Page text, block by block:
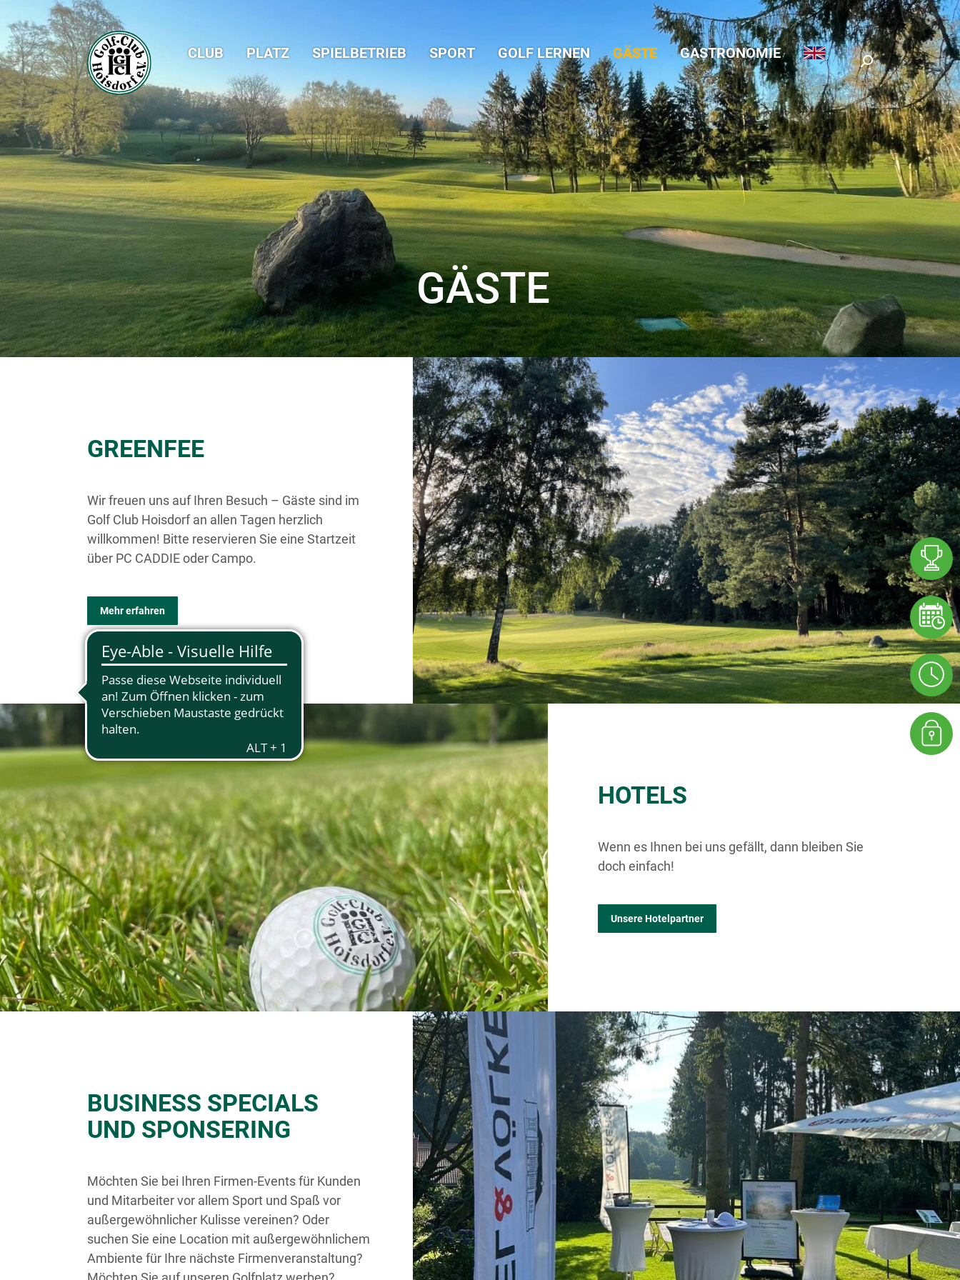
CLUB PLATZ SPIELBETRIEB SPORT GOLF LERNEN GÄSTE GASTRONOMIE
Search:
GÄSTE
GREENFEE
Wir freuen uns auf Ihren Besuch – Gäste sind im
Golf Club Hoisdorf an allen Tagen herzlich
willkommen! Bitte reservieren Sie eine Startzeit
über PC CADDIE oder Campo.
Mehr erfahren
HOTELS
Wenn es Ihnen bei uns gefällt, dann bleiben Sie
doch einfach!
Unsere Hotelpartner
BUSINESS SPECIALS
UND SPONSERING
Möchten Sie bei Ihren Firmen-Events für Kunden
und Mitarbeiter vor allem Sport und Spaß vor
außergewöhnlicher Kulisse vereinen? Oder
suchen Sie eine Location mit außergewöhnlichem
Ambiente für Ihre nächste Firmenveranstaltung?